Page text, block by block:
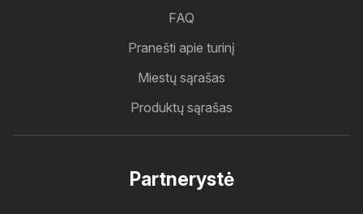
FAQ
Pranešti apie turinį
Miestų sąrašas
Produktų sąrašas
Partnerystė